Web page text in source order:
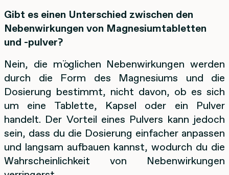
Gibt es einen Unterschied zwischen den
Nebenwirkungen von Magnesiumtabletten
und -pulver?
Nein, die möglichen Nebenwirkungen werden
durch die Form des Magnesiums und die
Dosierung bestimmt, nicht davon, ob es sich
um eine Tablette, Kapsel oder ein Pulver
handelt. Der Vorteil eines Pulvers kann jedoch
sein, dass du die Dosierung einfacher anpassen
und langsam aufbauen kannst, wodurch du die
Wahrscheinlichkeit von Nebenwirkungen